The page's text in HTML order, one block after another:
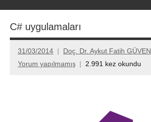
Dr.
Aykut
Fatih
GÜVEN-
Sitesi
C# uygulamaları
31/03/2014
Doç. Dr. Aykut Fatih GÜVEN
Yorum yapılmamış
2.991 kez okundu